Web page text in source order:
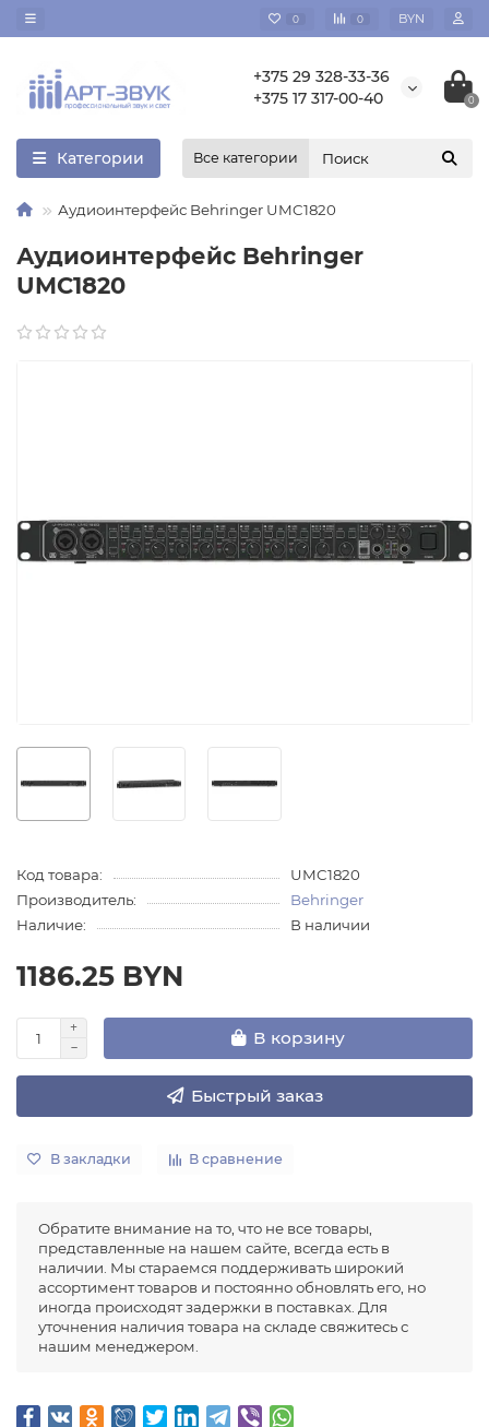
0 0 BYN
+375 29 328-33-36
+375 17 317-00-40
0
Категории Все категории
Аудиоинтерфейс Behringer UMC1820
Аудиоинтерфейс Behringer
UMC1820
Код товара:
UMC1820
Производитель:
Behringer
Наличие:
В наличии
1186.25 BYN
В корзину
Быстрый заказ
В закладки В сравнение
Обратите внимание на то, что не все товары,
представленные на нашем сайте, всегда есть в
наличии. Мы стараемся поддерживать широкий
ассортимент товаров и постоянно обновлять его, но
иногда происходят задержки в поставках. Для
уточнения наличия товара на складе свяжитесь с
нашим менеджером.